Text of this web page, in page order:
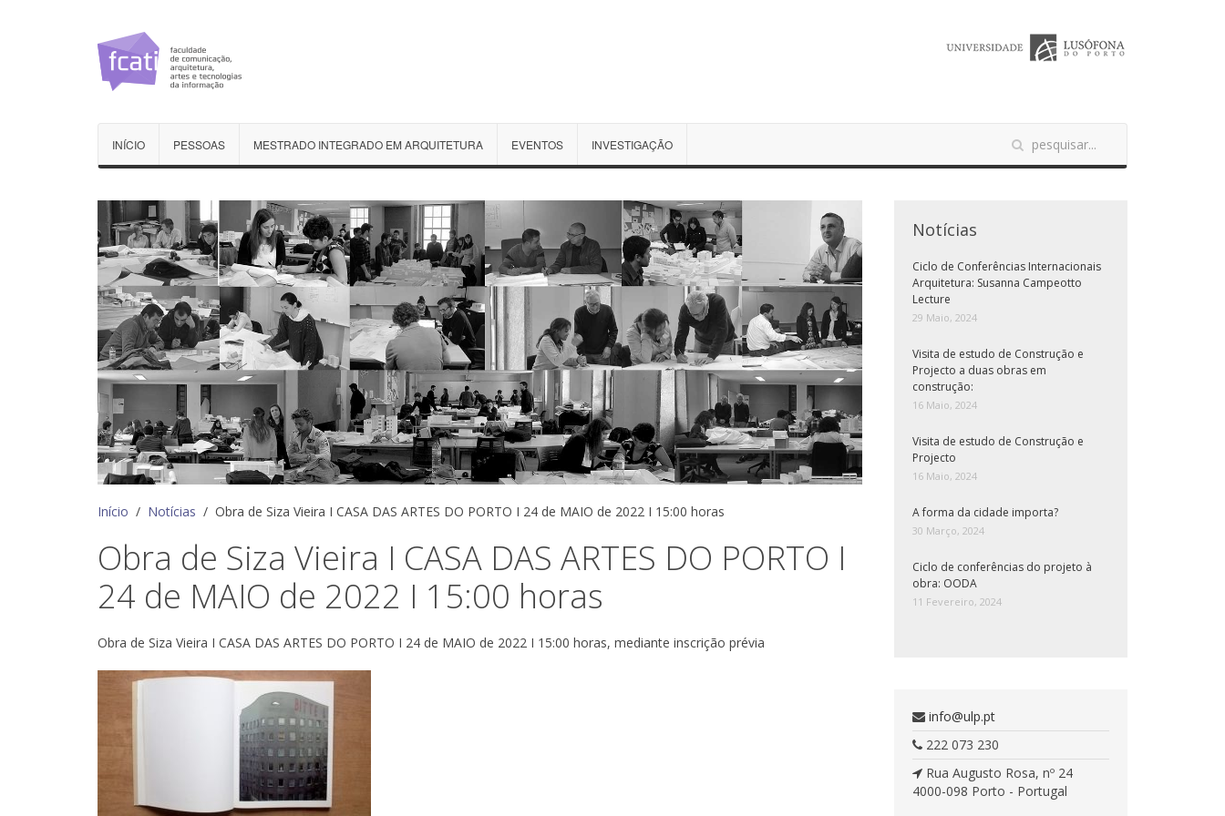
INÍCIO PESSOAS MESTRADO INTEGRADO EM ARQUITETURA EVENTOS INVESTIGAÇÃO
Início Notícias Obra de Siza Vieira I CASA DAS ARTES DO PORTO I 24 de MAIO de 2022 I 15:00 horas
Obra de Siza Vieira I CASA DAS ARTES DO PORTO I
24 de MAIO de 2022 I 15:00 horas
Obra de Siza Vieira I CASA DAS ARTES DO PORTO I 24 de MAIO de 2022 I 15:00 horas, mediante inscrição prévia
Notícias
Ciclo de Conferências Internacionais
Arquitetura: Susanna Campeotto
Lecture
29 Maio, 2024
Visita de estudo de Construção e
Projecto a duas obras em
construção:
16 Maio, 2024
Visita de estudo de Construção e
Projecto
16 Maio, 2024
A forma da cidade importa?
30 Março, 2024
Ciclo de conferências do projeto à
obra: OODA
11 Fevereiro, 2024
info@ulp.pt
222 073 230
Rua Augusto Rosa, nº 24
4000-098 Porto - Portugal